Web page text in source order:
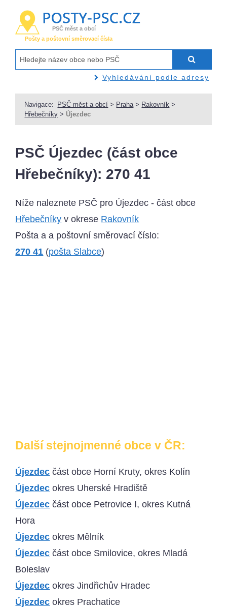
PSČ měst a obcí
Pošty a poštovní směrovací čísla
Vyhledávání podle adresy
Navigace: PSČ měst a obcí > Praha > Rakovník >
Hřebečníky > Újezdec
PSČ Újezdec (část obce
Hřebečníky): 270 41
Níže naleznete PSČ pro Újezdec - část obce
Hřebečníky v okrese Rakovník
Pošta a a poštovní směrovací číslo:
270 41 (pošta Slabce)
Další stejnojmenné obce v ČR:
Újezdec část obce Horní Kruty, okres Kolín
Újezdec okres Uherské Hradiště
Újezdec část obce Petrovice I, okres Kutná
Hora
Újezdec okres Mělník
Újezdec část obce Smilovice, okres Mladá
Boleslav
Újezdec okres Jindřichův Hradec
Újezdec okres Prachatice